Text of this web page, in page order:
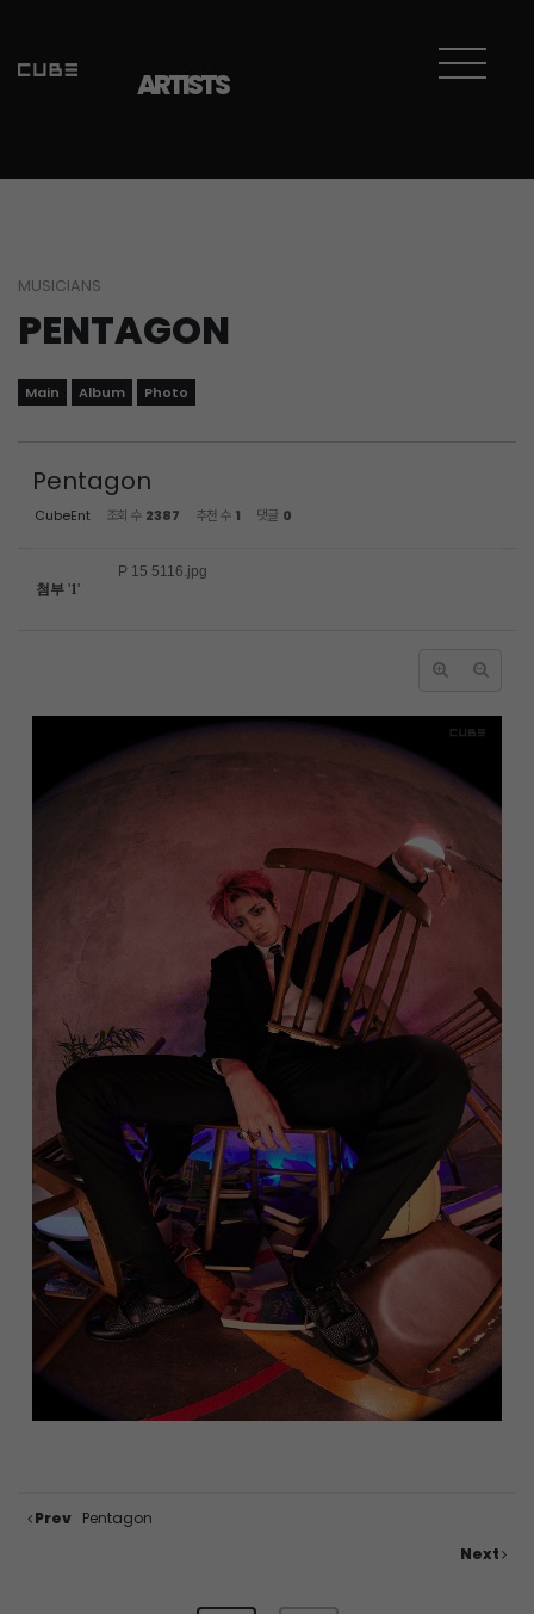
ARTISTS
MUSICIANS
PENTAGON
Main Album Photo
Pentagon
CubeEnt 조회 수 2387 추천 수 1 댓글 0
첨부 '1'
P 15 5116.jpg
Prev Pentagon
Next